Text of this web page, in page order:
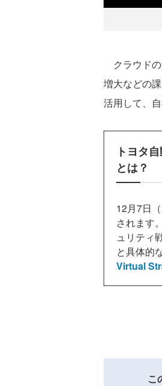
クラウド
増大などの
活用して、
トヨタ
とは？
12月7日
されます
ュリティ
と具体的
Virtual
こ